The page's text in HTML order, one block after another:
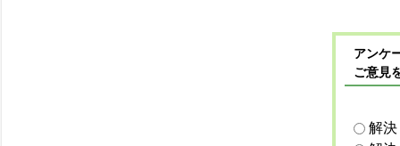
アンケ
ご意見
解